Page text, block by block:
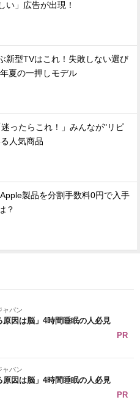
い」広告が出現！
新型TVはこれ！失敗しない選び
夏の一押しモデル
迷ったらこれ！」みんなが"リピ
人気商品
製品を分割手数料0円で入手
？
ャパン
原因は脳」4時間睡眠の人必見
PR
ャパン
原因は脳」4時間睡眠の人必見
PR